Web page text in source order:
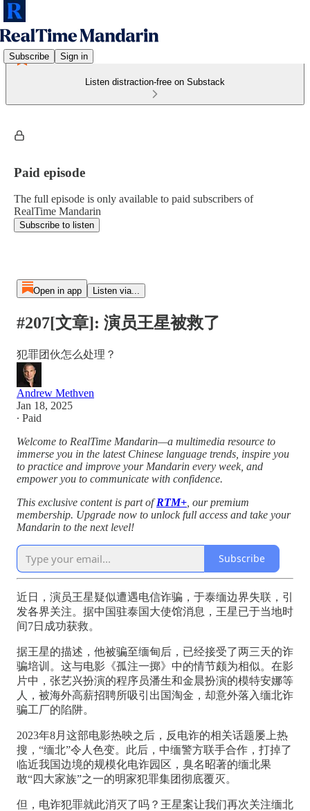
Subscribe Sign in
Listen distraction-free on Substack
Paid episode
The full episode is only available to paid subscribers of
RealTime Mandarin
Subscribe to listen
Open in app Listen via...
#207[文章]: 演员王星被救了
犯罪团伙怎么处理？
Andrew Methven
Jan 18, 2025
∙ Paid
Welcome to RealTime Mandarin—a multimedia resource to
immerse you in the latest Chinese language trends, inspire you
to practice and improve your Mandarin every week, and
empower you to communicate with confidence.
This exclusive content is part ofRTM+ , our premium
membership. Upgrade now to unlock full access and take your
Mandarin to the next level!
Subscribe
近日，演员王星疑似遭遇电信诈骗，于泰缅边界失联，引
发各界关注。据中国驻泰国大使馆消息，王星已于当地时
间7日成功获救。
据王星的描述，他被骗至缅甸后，已经接受了两三天的诈
骗培训。这与电影《孤注一掷》中的情节颇为相似。在影
片中，张艺兴扮演的程序员潘生和金晨扮演的模特安娜等
人，被海外高薪招聘所吸引出国淘金，却意外落入缅北诈
骗工厂的陷阱。
2023年8月这部电影热映之后，反电诈的相关话题屡上热
搜，“缅北”令人色变。此后，中缅警方联手合作，打掉了
临近我国边境的规模化电诈园区，臭名昭著的缅北果
敢“四大家族”之一的明家犯罪集团彻底覆灭。
但，电诈犯罪就此消灭了吗？王星案让我们再次关注缅北